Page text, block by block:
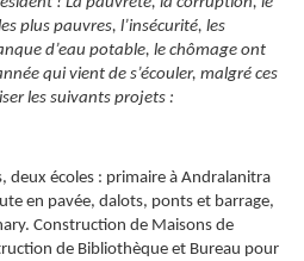
plus pauvres, l’insécurité, les
d’eau potable, le chômage ont
qui vient de s’écouler, malgré ces
les suivants projets :
deux écoles : primaire à Andralanitra
en pavée, dalots, ponts et barrage,
Construction de Maisons de
de Bibliothèque et Bureau pour